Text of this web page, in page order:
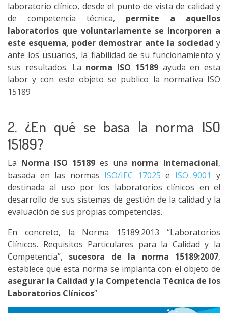
laboratorio clínico, desde el punto de vista de calidad y
de competencia técnica, permite a aquellos
laboratorios que voluntariamente se incorporen a
este esquema, poder demostrar ante la sociedad y
ante los usuarios, la fiabilidad de su funcionamiento y
sus resultados. La norma ISO 15189ayuda en esta
labor y con este objeto se publico la normativa ISO
15189
2. ¿En qué se basa la norma ISO
15189?
La Norma ISO 15189 es una norma Internacional,
basada en las normas ISO/IEC 17025 e ISO 9001 y
destinada al uso por los laboratorios clínicos en el
desarrollo de sus sistemas de gestión de la calidad y la
evaluación de sus propias competencias.
En concreto, la Norma 15189:2013 “Laboratorios
Clínicos. Requisitos Particulares para la Calidad y la
Competencia”, sucesora de la norma 15189:2007,
establece que esta norma se implanta con el objeto de
asegurar la Calidad y la Competencia Técnica de los
Laboratorios Clínicos”